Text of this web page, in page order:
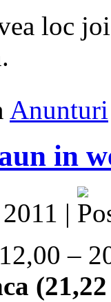
loc
Anunturi
in
|
12,00 –